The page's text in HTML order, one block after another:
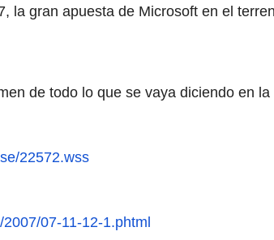
la gran apuesta de Microsoft en el
de todo lo que se vaya diciendo en
22572.wss
07-11-12-1.phtml